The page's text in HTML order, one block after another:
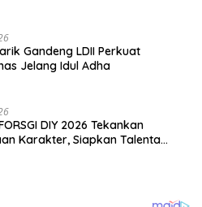
Gandeng LDII Perkuat
Jelang Idul Adha
DIY 2026 Tekankan
Karakter, Siapkan Talenta